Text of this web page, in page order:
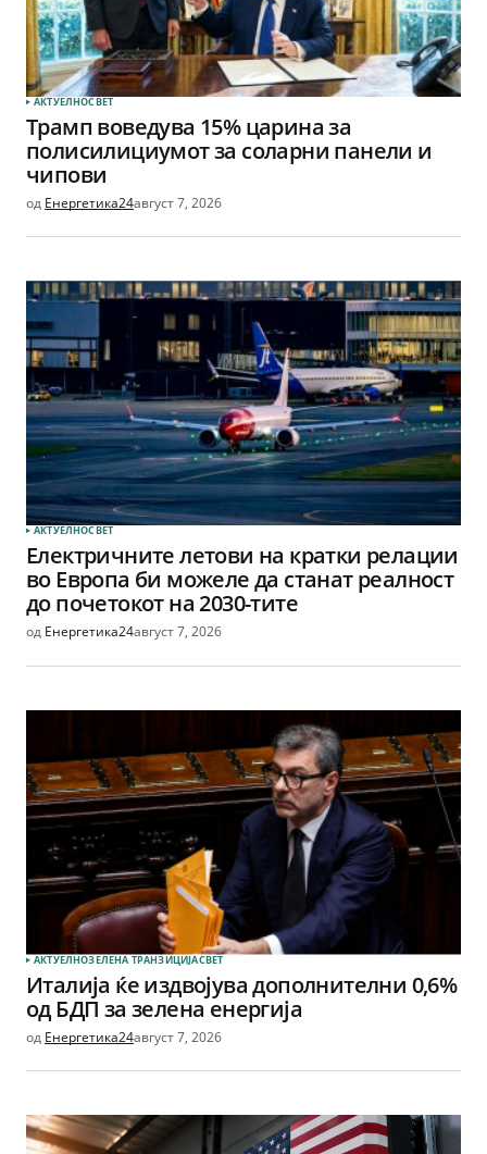
АКТУЕЛНОСВЕТ
Трамп воведува 15% царина за
полисилициумот за соларни панели и
чипови
од Енергетика24август 7, 2026
АКТУЕЛНОСВЕТ
Електричните летови на кратки релации
во Европа би можеле да станат реалност
до почетокот на 2030-тите
од Енергетика24август 7, 2026
АКТУЕЛНОЗЕЛЕНА ТРАНЗИЦИЈАСВЕТ
Италија ќе издвојува дополнителни 0,6%
од БДП за зелена енергија
од Енергетика24август 7, 2026